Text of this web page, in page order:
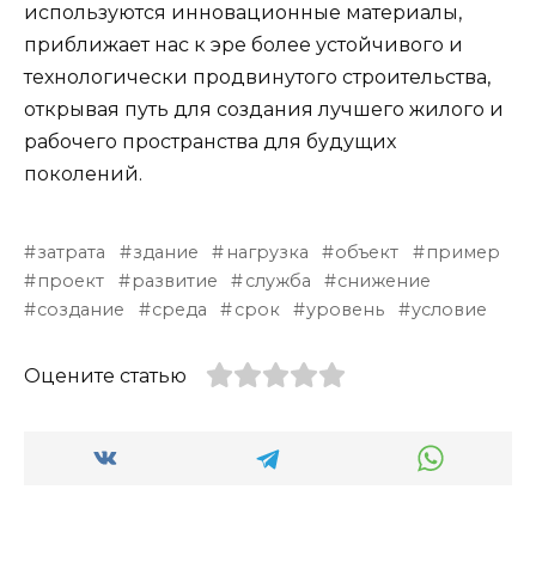
используются инновационные материалы,
приближает нас к эре более устойчивого и
технологически продвинутого строительства,
открывая путь для создания лучшего жилого и
рабочего пространства для будущих
поколений.
затрата здание нагрузка объект
пример
проект
развитие служба
снижение
создание
среда срок уровень условие
Оцените статью